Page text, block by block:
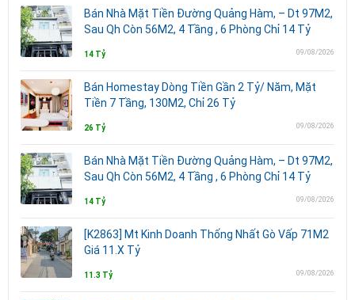
Bán Nhà Mặt Tiền Đường Quảng Hàm, – Dt 97M2,
Sau Qh Còn 56M2, 4 Tầng , 6 Phòng Chỉ 14 Tỷ
14 Tỷ 09/08/2026
Bán Homestay Dòng Tiền Gần 2 Tỷ/ Năm, Mặt
Tiền 7 Tầng, 130M2, Chỉ 26 Tỷ
26 Tỷ 09/08/2026
Bán Nhà Mặt Tiền Đường Quảng Hàm, – Dt 97M2,
Sau Qh Còn 56M2, 4 Tầng , 6 Phòng Chỉ 14 Tỷ
14 Tỷ 09/08/2026
[K2863] Mt Kinh Doanh Thống Nhất Gò Vấp 71M2
Giá 11.X Tỷ
11.3 Tỷ 09/08/2026